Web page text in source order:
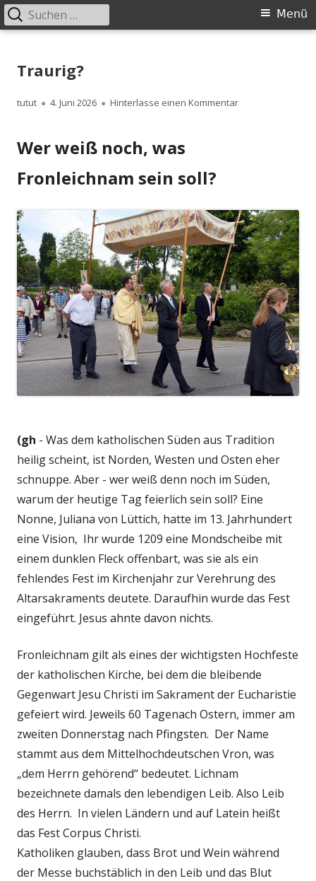
zum
Primäres
Menü
Suchen
nach:
Traurig?
Autor
tutut
Veröffentlicht
4. Juni 2026 Hinterlasse einen Kommentarzu Traurig?
Wer weiß noch, was
Fronleichnam sein soll?
(gh - Was dem katholischen Süden aus Tradition
heilig scheint, ist Norden, Westen und Osten eher
schnuppe. Aber - wer weiß denn noch im Süden,
warum der heutige Tag feierlich sein soll? Eine
Nonne, Juliana von Lüttich, hatte im 13. Jahrhundert
eine Vision, Ihr wurde 1209 eine Mondscheibe mit
einem dunklen Fleck offenbart, was sie als ein
fehlendes Fest im Kirchenjahr zur Verehrung des
Altarsakraments deutete. Daraufhin wurde das Fest
eingeführt. Jesus ahnte davon nichts.
Fronleichnam gilt als eines der wichtigsten Hochfeste
der katholischen Kirche, bei dem die bleibende
Gegenwart Jesu Christi im Sakrament der Eucharistie
gefeiert wird. Jeweils 60 Tagenach Ostern, immer am
zweiten Donnerstag nach Pfingsten. Der Name
stammt aus dem Mittelhochdeutschen Vron, was
„dem Herrn gehörend“ bedeutet. Lichnam
bezeichnete damals den lebendigen Leib. Also Leib
des Herrn. In vielen Ländern und auf Latein heißt
das Fest Corpus Christi.
Katholiken glauben, dass Brot und Wein während
der Messe buchstäblich in den Leib und das Blut